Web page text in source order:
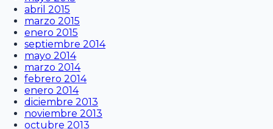
abril 2015
marzo 2015
enero 2015
septiembre 2014
mayo 2014
marzo 2014
febrero 2014
enero 2014
diciembre 2013
noviembre 2013
octubre 2013